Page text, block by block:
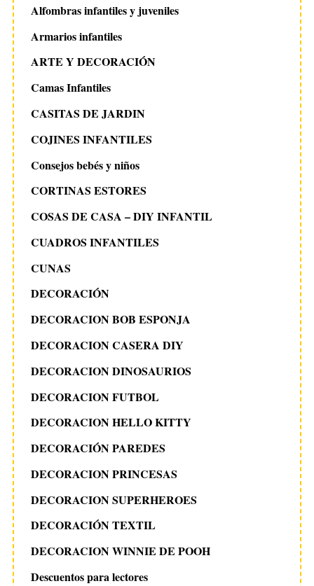
Alfombras infantiles y juveniles
Armarios infantiles
ARTE Y DECORACIÓN
Camas Infantiles
CASITAS DE JARDIN
COJINES INFANTILES
Consejos bebés y niños
CORTINAS ESTORES
COSAS DE CASA – DIY INFANTIL
CUADROS INFANTILES
CUNAS
DECORACIÓN
DECORACION BOB ESPONJA
DECORACION CASERA DIY
DECORACION DINOSAURIOS
DECORACION FUTBOL
DECORACION HELLO KITTY
DECORACIÓN PAREDES
DECORACION PRINCESAS
DECORACION SUPERHEROES
DECORACIÓN TEXTIL
DECORACION WINNIE DE POOH
Descuentos para lectores